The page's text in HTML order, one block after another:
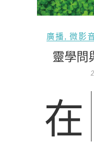
廣播, 微影
靈學問
在呼喚主神與詢問事情時